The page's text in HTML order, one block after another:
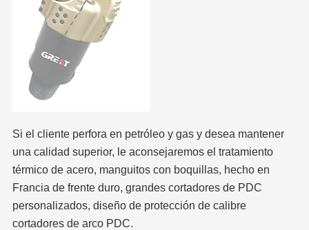
Si el cliente perfora en petróleo y gas y desea mantener
una calidad superior, le aconsejaremos el tratamiento
térmico de acero, manguitos con boquillas, hecho en
Francia de frente duro, grandes cortadores de PDC
personalizados, diseño de protección de calibre
cortadores de arco PDC.